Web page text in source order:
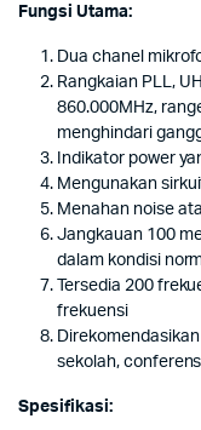
Fungsi Utama:
Dua chanel
Rangkaian PLL,
860.000MHz,
menghindari
Indikator power
Mengunakan
Menahan noise
Jangkauan 100
dalam kondisi
Tersedia 200
frekuensi
sekolah,
Spesifikasi: